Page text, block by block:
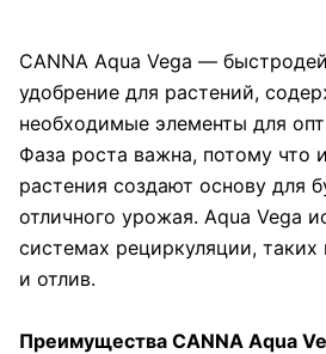
CANNA Aqua Vega —
удобрение для растений,
необходимые элементы для
Фаза роста важна, потому что
растения создают основу для
отличного урожая. Aqua Vega
системах рециркуляции, таких
и отлив.
Преимущества CANNA Aqua